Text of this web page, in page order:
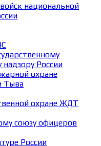
национальной
России
охране
Тыва
охране ЖДТ
союзу офицеров
России